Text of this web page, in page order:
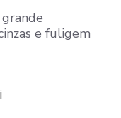
e fuligem